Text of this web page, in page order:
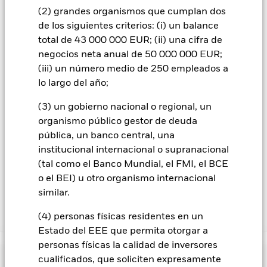
(2) grandes organismos que cumplan dos
de los siguientes criterios: (i) un balance
total de 43 000 000 EUR; (ii) una cifra de
negocios neta anual de 50 000 000 EUR;
(iii) un número medio de 250 empleados a
lo largo del año;
(3) un gobierno nacional o regional, un
organismo público gestor de deuda
pública, un banco central, una
institucional internacional o supranacional
(tal como el Banco Mundial, el FMI, el BCE
o el BEI) u otro organismo internacional
similar.
(4) personas físicas residentes en un
Estado del EEE que permita otorgar a
personas físicas la calidad de inversores
cualificados, que soliciten expresamente
que figura justo debajo del nombre del fondo, podrá ver un
listado de todas las clases de acciones del fondo: las clases de
acciones con cobertura de divisas se identifican mediante la
palabra «Hedged» en su nombre. Además, el listado
completo de todas las clases de acciones con cobertura de
divisas está disponible mediante solicitud a la sociedad
gestora del fondo.
En la medida en que el Fondo opere en préstamos de valores
para reducir los gastos, el propio Fondo percibirá el 62,5% de
los ingresos asociadas que se generen, y el 37,5% restante se
recibirá por BlackRock en calidad de agente de préstamo de
valores. Debido a que el reparto de los ingresos por préstamos
de valores no incrementa los costes de funcionamiento del
Fondo, esto ha quedado excluido de los gastos corrientes.
Mostrar menos
BGF US Dollar Reserve Fund
Rentabilidad